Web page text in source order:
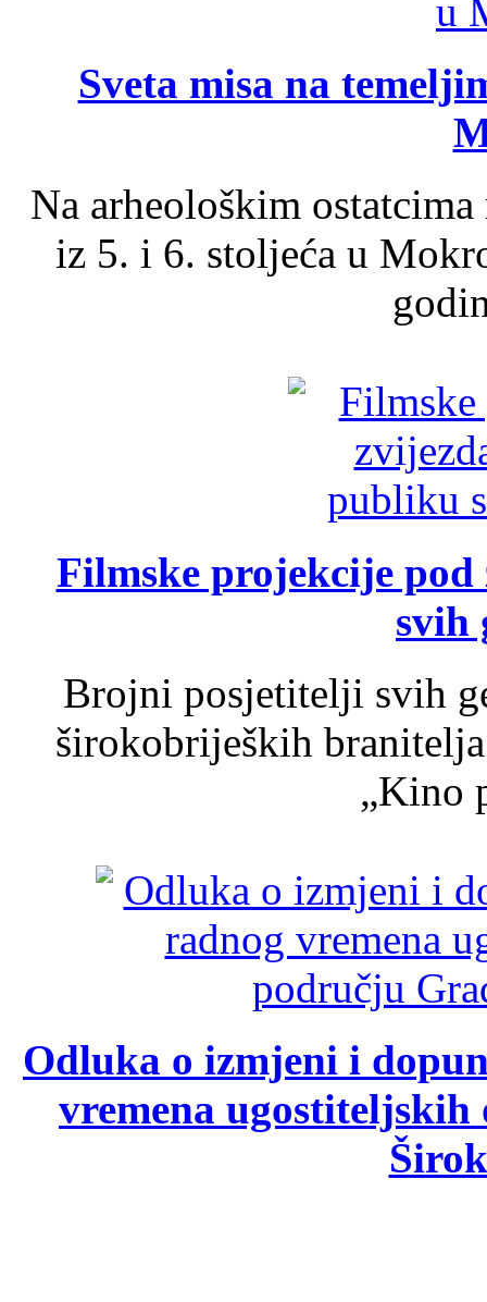
Sveta misa na
Na arheološkim
iz 5. i 6. stoljeća u
Filmske projekcije
svih
Brojni posjetitelji svih
širokobrijeških
„Kino
Odluka o izmjeni i
vremena